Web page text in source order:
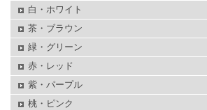
白・ホワイト
茶・ブラウン
緑・グリーン
赤・レッド
紫・パープル
桃・ピンク